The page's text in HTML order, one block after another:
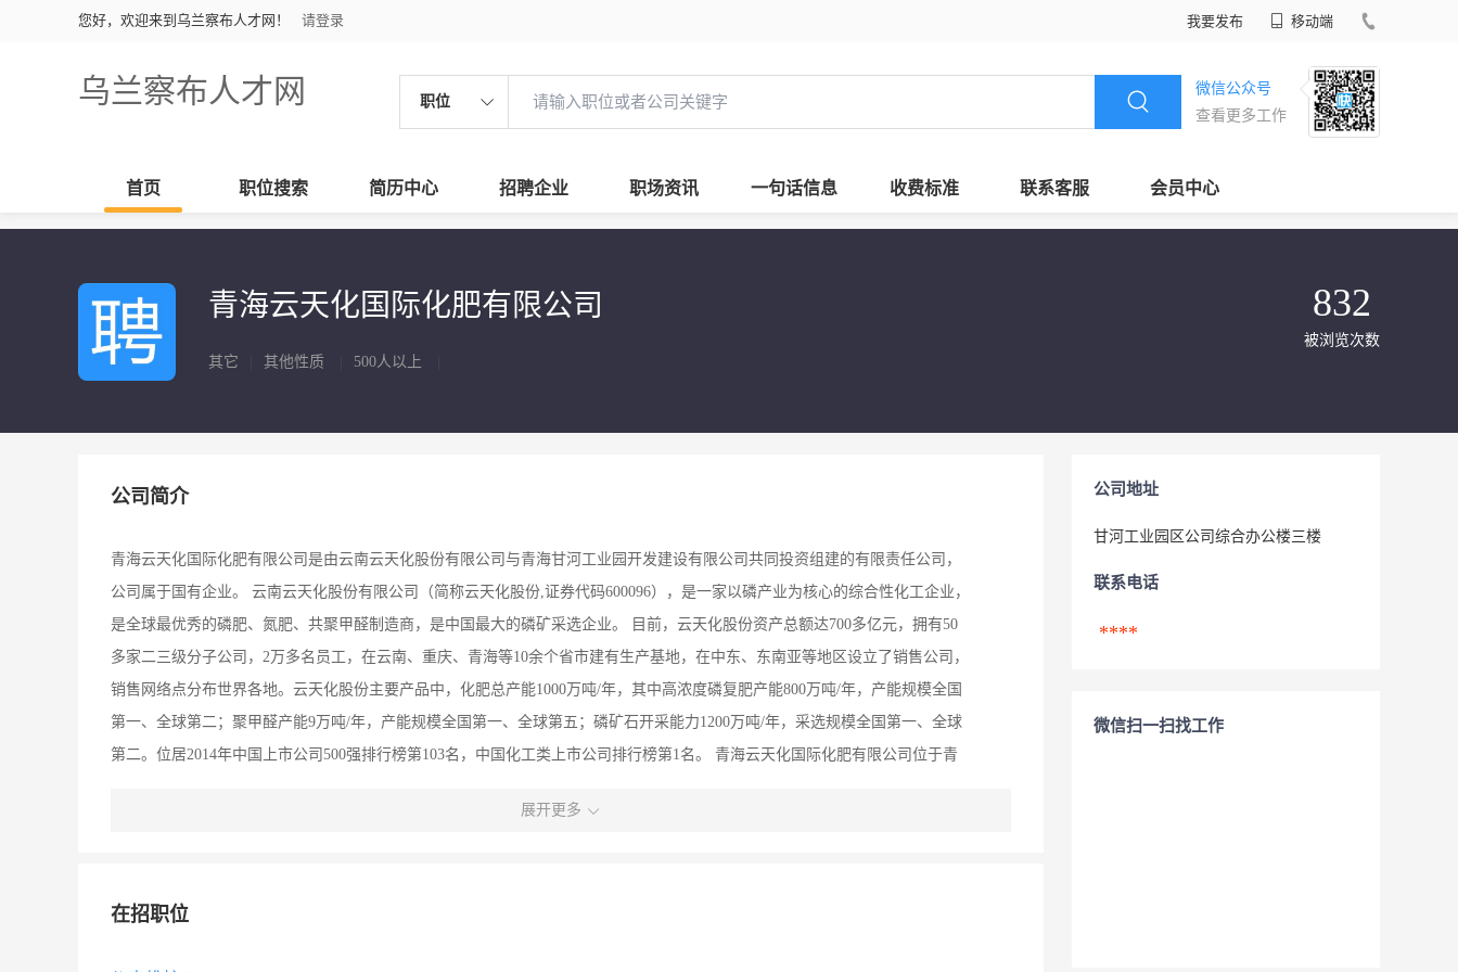
您好，欢迎来到乌兰察布人才网！ 请登录 我要发布 移动端
乌兰察布人才网 职位
微信公众号
查看更多工作
首页 职位搜索 简历中心 招聘企业 职场资讯 一句话信息 收费标准 联系客服 会员中心
青海云天化国际化肥有限公司
其它 其他性质 500人以上
832
被浏览次数
公司简介
青海云天化国际化肥有限公司是由云南云天化股份有限公司与青海甘河工业园开发建设有限公司共同投资组建的有限责任公司，
公司属于国有企业。 云南云天化股份有限公司（简称云天化股份,证券代码600096），是一家以磷产业为核心的综合性化工企业，
是全球最优秀的磷肥、氮肥、共聚甲醛制造商，是中国最大的磷矿采选企业。 目前，云天化股份资产总额达700多亿元，拥有50
多家二三级分子公司，2万多名员工，在云南、重庆、青海等10余个省市建有生产基地，在中东、东南亚等地区设立了销售公司，
销售网络点分布世界各地。云天化股份主要产品中，化肥总产能1000万吨/年，其中高浓度磷复肥产能800万吨/年，产能规模全国
第一、全球第二；聚甲醛产能9万吨/年，产能规模全国第一、全球第五；磷矿石开采能力1200万吨/年，采选规模全国第一、全球
第二。位居2014年中国上市公司500强排行榜第103名，中国化工类上市公司排行榜第1名。 青海云天化国际化肥有限公司位于青
生产基地。目前公司将具备40万吨/年合成氨、12万吨/年磷酸、24万吨/年磷酸二铵、80万吨/年复合肥或尿素、20万吨/料浆法复合
展开更多
在招职位
公司地址
甘河工业园区公司综合办公楼三楼
联系电话
****
微信扫一扫找工作